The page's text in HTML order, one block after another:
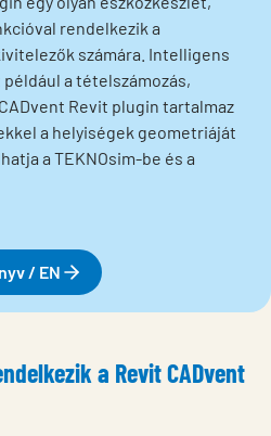
rendelkezik a
számára. Intelligens
a tételszámozás,
Revit plugin tartalmaz
a helyiségek geometriáját
a TEKNOsim-be és a
/ EN
a Revit CADvent